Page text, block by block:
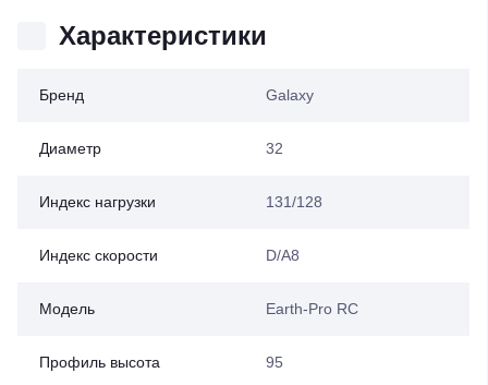
Характеристики
Бренд Galaxy
Диаметр 32
Индекс нагрузки 131/128
Индекс скорости D/A8
Модель Earth-Pro RC
Профиль высота 95